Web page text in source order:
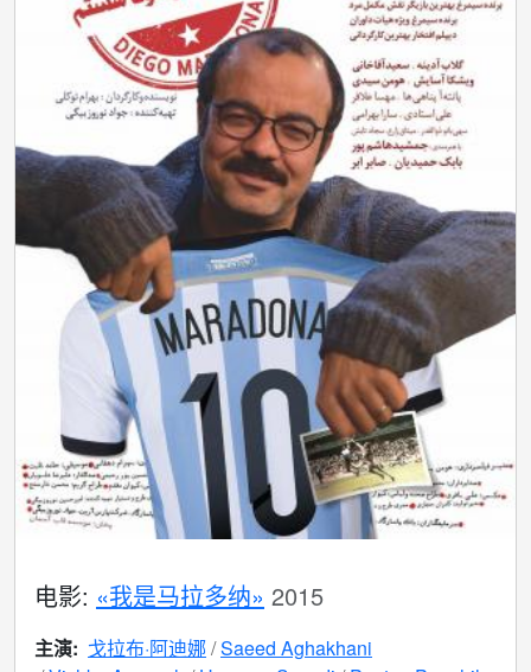
电影: «我是马拉多纳» 2015
主演: 戈拉布·阿迪娜 Saeed Aghakhani